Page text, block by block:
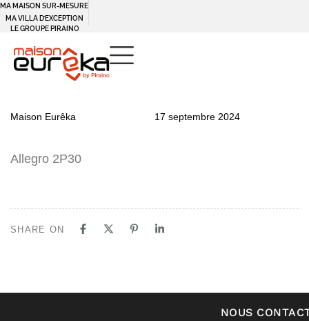
MA MAISON SUR-MESURE
MA VILLA D’EXCEPTION
LE GROUPE PIRAINO
IN:
Maison Eurêka
on:
17 septembre 2024
Allegro 2P30
SHARE ON
NOUS